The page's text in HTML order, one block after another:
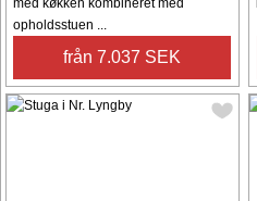
med køkken kombineret med
opholdsstuen ...
från 7.037 SEK